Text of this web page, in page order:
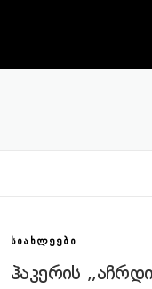
ᲡᲘᲐᲮᲚᲔᲔᲑᲘ
ჰაკერის